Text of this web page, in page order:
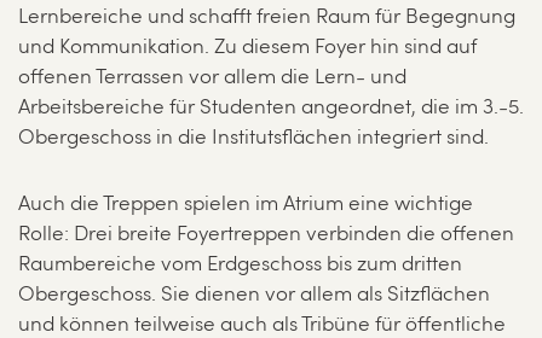
Lernbereiche und schafft freien Raum für Begegnung
und Kommunikation. Zu diesem Foyer hin sind auf
offenen Terrassen vor allem die Lern- und
Arbeitsbereiche für Studenten angeordnet, die im 3.-5.
Obergeschoss in die Institutsflächen integriert sind.
Auch die Treppen spielen im Atrium eine wichtige
Rolle: Drei breite Foyertreppen verbinden die offenen
Raumbereiche vom Erdgeschoss bis zum dritten
Obergeschoss. Sie dienen vor allem als Sitzflächen
und können teilweise auch als Tribüne für öffentliche